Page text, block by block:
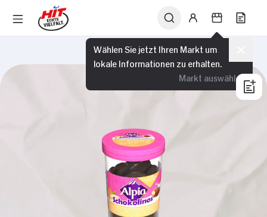
Wählen Sie jetzt Ihren Markt um
lokale Informationen zu erhalten.
Markt auswählen